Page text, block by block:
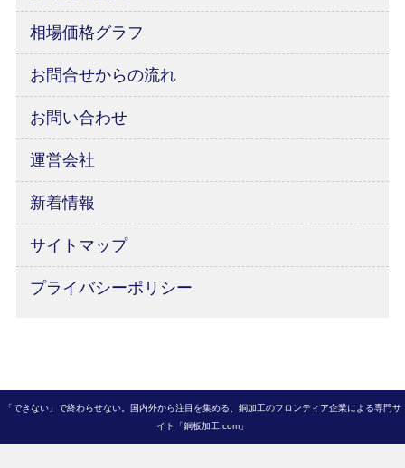
相場価格グラフ
お問合せからの流れ
お問い合わせ
運営会社
新着情報
サイトマップ
プライバシーポリシー
「できない」で終わらせない。国内外から注目を集める、銅加工のフロンティア企業による専門サ
イト「銅板加工.com」